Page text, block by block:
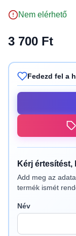
Nem elérhető
3 700 Ft
Fedezd fel a
Kérj értesítést,
Add meg az
termék ismét
Név